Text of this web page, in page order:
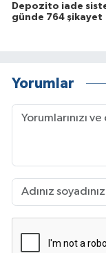
Depozito iade
günde 764 şikayet
Yorumlar